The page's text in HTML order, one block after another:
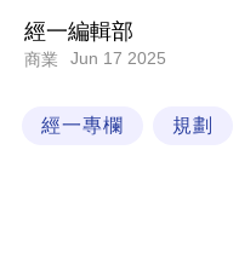
科
經一編輯部
商業 Jun 17 2025
經一專欄 規劃